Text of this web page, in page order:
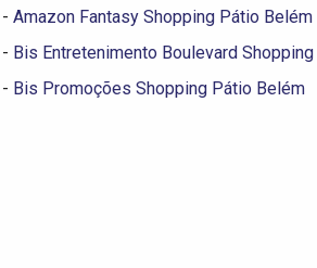
- Amazon Fantasy Shopping Pátio Belém
- Bis Entretenimento Boulevard Shopping
- Bis Promoções Shopping Pátio Belém